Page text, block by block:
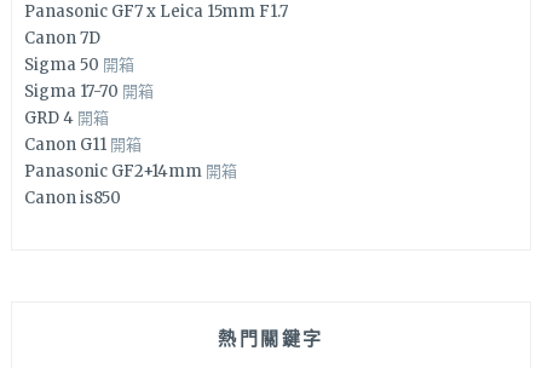
Panasonic GF7 x Leica 15mm F1.7
Canon 7D
Sigma 50 開箱
Sigma 17-70 開箱
GRD 4 開箱
Canon G11 開箱
Panasonic GF2+14mm 開箱
Canon is850
熱門關鍵字